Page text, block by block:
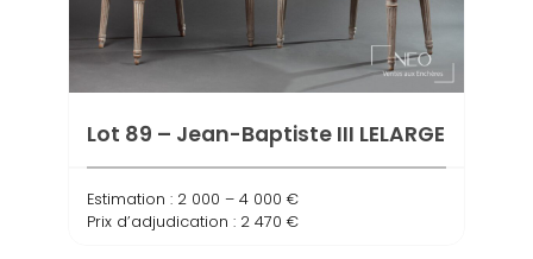
Lot 89 – Jean-Baptiste III LELARGE
Estimation : 2 000 – 4 000 €
Prix d’adjudication : 2 470 €